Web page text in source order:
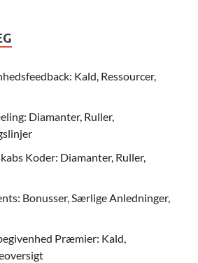
Kald, Ressourcer,
Diamanter, Ruller,
Koder: Diamanter, Ruller,
Bonusser, Særlige Anledninger,
Præmier: Kald,